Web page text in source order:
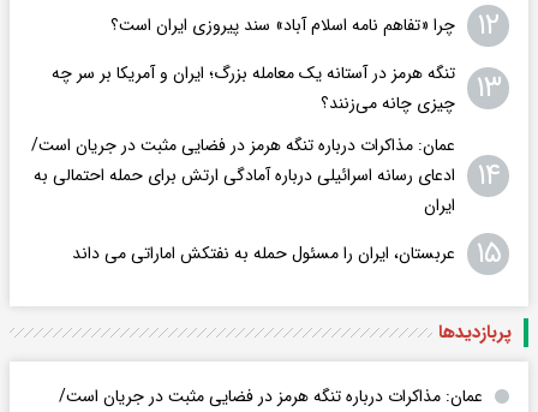
۱۲ چرا «تفاهم نامه اسلام آباد» سند پیروزی ایران است؟
۱۳
تنگه هرمز در آستانه یک معامله بزرگ؛ ایران و آمریکا بر سر چه
چیزی چانه می‌زنند؟
۱۴
عمان: مذاکرات درباره تنگه هرمز در فضایی مثبت در جریان است/
ادعای رسانه اسرائیلی درباره آمادگی ارتش برای حمله احتمالی به
ایران
۱۵ عربستان، ایران را مسئول حمله به نفتکش اماراتی می داند
پربازدید‌ها
عمان: مذاکرات درباره تنگه هرمز در فضایی مثبت در جریان است/